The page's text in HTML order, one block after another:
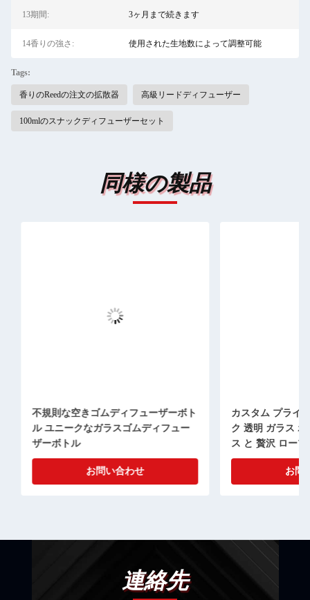
13期間: 3ヶ月まで続きます
14香りの強さ: 使用された生地数によって調整可能
Tags:
香りのReedの注文の拡散器 高級リードディフューザー
100mlのスナックディフューザーセット
同様の製品
不規則な空きゴムディフューザーボト
ル ユニークなガラスゴムディフュー
ザーボトル
お問い合わせ
カスタム プライベ
ク 透明 ガラス ボ
ス と 贅沢 ロープ
お問い
連絡先